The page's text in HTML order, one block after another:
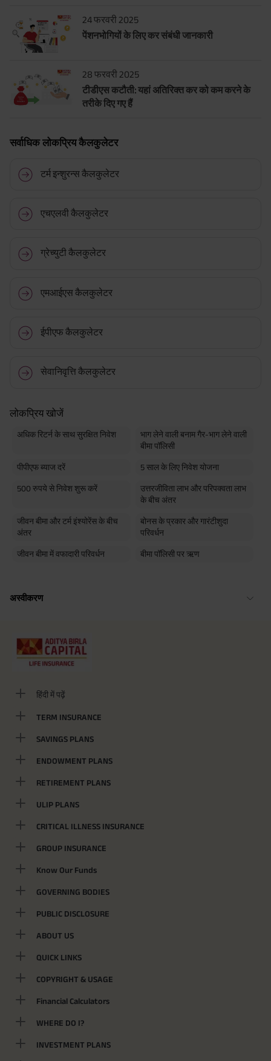
24 फरवरी 2025
पेंशनभोगियों के लिए कर संबंधी जानकारी
28 फरवरी 2025
टीडीएस कटौती: यहां अतिरिक्त कर को कम करने के
तरीके दिए गए हैं
सर्वाधिक लोकप्रिय कैलकुलेटर
टर्म इन्शुरन्स कैलकुलेटर
एचएलवी कैलकुलेटर
ग्रेच्युटी कैलकुलेटर
एमआईएस कैलकुलेटर
ईपीएफ कैलकुलेटर
सेवानिवृत्ति कैलकुलेटर
लोकप्रिय खोजें
अधिक रिटर्न के साथ सुरक्षित निवेश
भाग लेने वाली बनाम गैर-भाग लेने वाली
बीमा पॉलिसी
पीपीएफ ब्याज दरें 5 साल के लिए निवेश योजना
500 रुपये से निवेश शुरू करें
उत्तरजीविता लाभ और परिपक्वता लाभ
के बीच अंतर
जीवन बीमा और टर्म इंश्योरेंस के बीच
अंतर
बोनस के प्रकार और गारंटीशुदा
परिवर्धन
जीवन बीमा में वफादारी परिवर्धन बीमा पॉलिसी पर ऋण
अस्वीकरण
हिंदी में पढ़ें
TERM INSURANCE
SAVINGS PLANS
ENDOWMENT PLANS
RETIREMENT PLANS
ULIP PLANS
CRITICAL ILLNESS INSURANCE
GROUP INSURANCE
Know Our Funds
GOVERNING BODIES
PUBLIC DISCLOSURE
ABOUT US
QUICK LINKS
COPYRIGHT & USAGE
Financial Calculators
WHERE DO I?
INVESTMENT PLANS